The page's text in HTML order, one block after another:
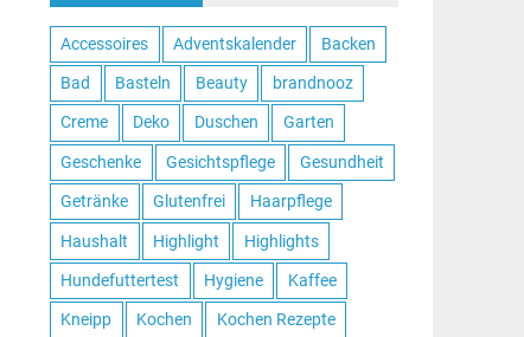
Accessoires Adventskalender Backen
Bad Basteln Beauty brandnooz
Creme Deko Duschen Garten
Geschenke Gesichtspflege Gesundheit
Getränke Glutenfrei Haarpflege
Haushalt Highlight Highlights
Hundefuttertest Hygiene Kaffee
Kneipp Kochen Kochen Rezepte